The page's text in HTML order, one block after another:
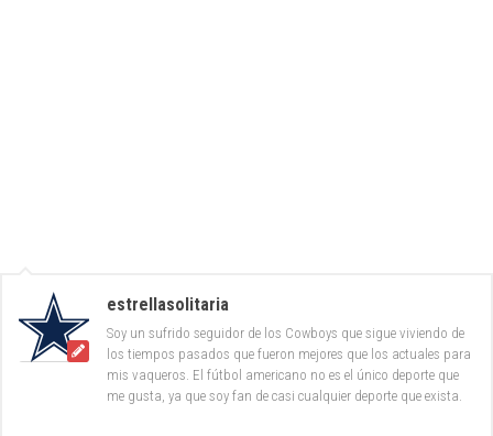
estrellasolitaria
Soy un sufrido seguidor de los Cowboys que sigue viviendo de
los tiempos pasados que fueron mejores que los actuales para
mis vaqueros. El fútbol americano no es el único deporte que
me gusta, ya que soy fan de casi cualquier deporte que exista.